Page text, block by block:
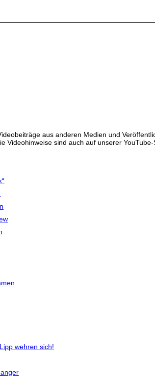
aus anderen Medien und
Videohinweise sind auch auf unserer
wehren sich!